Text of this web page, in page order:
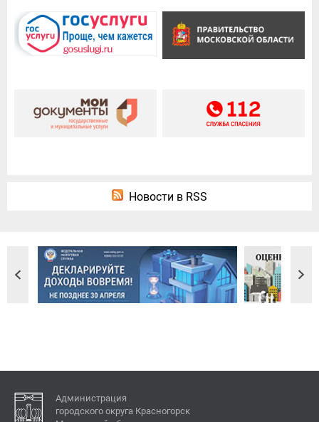
Новости в RSS
Администрация
городского округа Красногорск